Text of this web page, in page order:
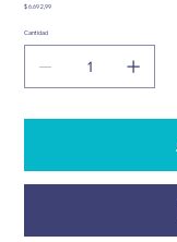
Precio
$ 6.692,99
Cantidad